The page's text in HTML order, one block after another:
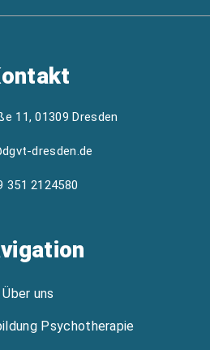
11, 01309 Dresden
dresden.de
351 2124580
Über uns
Psychotherapie